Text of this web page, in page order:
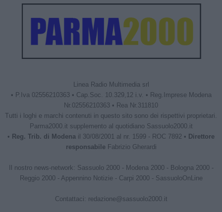
Linea Radio Multimedia srl
• P.Iva 02556210363 • Cap.Soc. 10.329,12 i.v. • Reg.Imprese Modena
Nr.02556210363 • Rea Nr.311810
Tutti i loghi e marchi contenuti in questo sito sono dei rispettivi proprietari.
Parma2000.it supplemento al quotidiano Sassuolo2000.it
• Reg. Trib. di Modena il 30/08/2001 al nr. 1599 - ROC 7892 • Direttore
responsabileFabrizio Gherardi
Il nostro news-network: Sassuolo 2000- Modena 2000- Bologna 2000-
Reggio 2000- Appennino Notizie - Carpi 2000- SassuoloOnLine
Contattaci: redazione@sassuolo2000.it